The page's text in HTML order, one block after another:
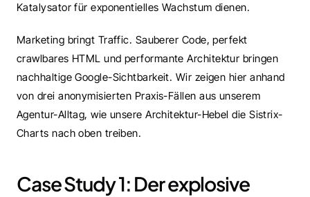
Katalysator für exponentielles Wachstum dienen.
Marketing bringt Traffic. Sauberer Code, perfekt
crawlbares HTML und performante Architektur bringen
nachhaltige Google-Sichtbarkeit. Wir zeigen hier anhand
von drei anonymisierten Praxis-Fällen aus unserem
Agentur-Alltag, wie unsere Architektur-Hebel die Sistrix-
Charts nach oben treiben.
Case Study 1: Der explosive